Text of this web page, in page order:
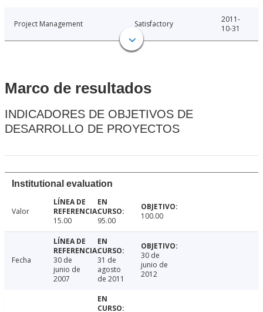
Project Management Satisfactory
2011-
10-31
Marco de resultados
INDICADORES DE OBJETIVOS DE
DESARROLLO DE PROYECTOS
Institutional evaluation
Valor
15.00
95.00 100.00
Fecha
30 de
junio de
2007
31 de
agosto
de 2011
30 de
junio de
2012